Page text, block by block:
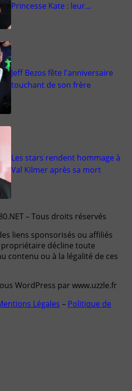
Princesse Kate : leur…
Jeff Bezos fête l'anniversaire
touchant de son frère
Les stars rendent hommage à
Val Kilmer après sa mort
– Tous droits réservés
liens sponsorisés ou affiliés
propriétaire décline toute
contenu ou à la légalité de ces
WordPress par www.uzzle.fr
Légales – Politique de